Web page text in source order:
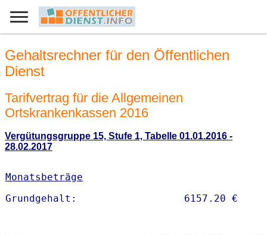
Gehaltsrechner für den Öffentlichen
Dienst
Tarifvertrag für die Allgemeinen
Ortskrankenkassen 2016
Vergütungsgruppe 15, Stufe 1, Tabelle 01.01.2016 -
28.02.2017
Monatsbeträge